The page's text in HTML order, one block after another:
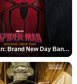
Spider-Man: Brand New Day Bande-annonce VO STFR